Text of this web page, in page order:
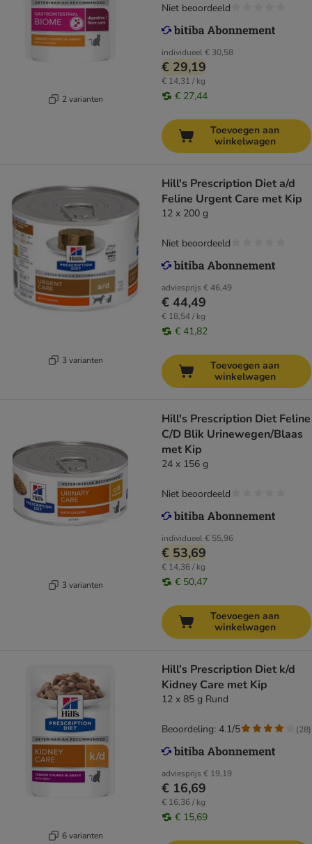
2 varianten
individueel€ 30,58
€ 29,19
€ 14,31 / kg
€ 27,44
Niet beoordeeld
Toevoegen aan
winkelwagen
3 varianten
Hill's Prescription Diet a/d
Feline Urgent Care met Kip
12 x 200 g
adviesprijs € 46,49
€ 44,49
€ 18,54 / kg
€ 41,82
Niet beoordeeld
Toevoegen aan
winkelwagen
3 varianten
Hill's Prescription Diet Feline
C/D Blik Urinewegen/Blaas
met Kip
24 x 156 g
individueel€ 55,96
€ 53,69
€ 14,36 / kg
€ 50,47
Niet beoordeeld
Toevoegen aan
winkelwagen
6 varianten
Hill’s Prescription Diet k/d
Kidney Care met Kip
12 x 85 g Rund
adviesprijs € 19,19
€ 16,69
€ 16,36 / kg
€ 15,69
Beoordeling: 4.1/5 (28)